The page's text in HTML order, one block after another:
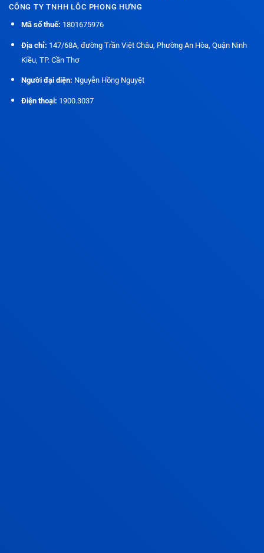
CÔNG TY TNHH LÔC PHONG HƯNG
Mã số thuế: 1801675976
Địa chỉ: 147/68A, đường Trần Việt Châu, Phường An Hòa, Quận Ninh
Kiều, TP. Cần Thơ
Người đại diện: Nguyễn Hồng Nguyệt
Điện thoại: 1900.3037